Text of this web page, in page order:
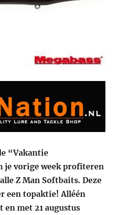
“Vakantie
je vorige week profiteren
Z Man Softbaits. Deze
een topaktie! Alléén
en met 21 augustus